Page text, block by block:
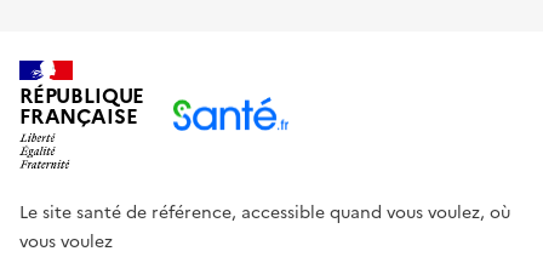
RÉPUBLIQUE
FRANÇAISE
Le site santé de référence, accessible quand vous voulez, où
vous voulez